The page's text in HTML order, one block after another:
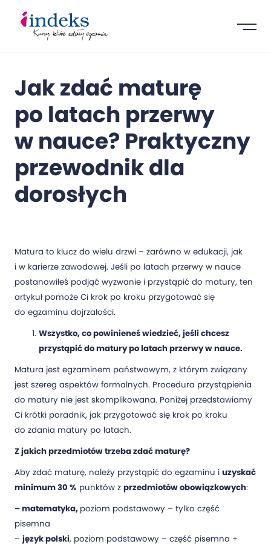
Jak zdać maturę
po latach przerwy
w nauce? Praktyczny
przewodnik dla
dorosłych
Matura to klucz do wielu drzwi – zarówno w edukacji, jak
i w karierze zawodowej. Jeśli po latach przerwy w nauce
postanowiłeś podjąć wyzwanie i przystąpić do matury, ten
artykuł pomoże Ci krok po kroku przygotować się
do egzaminu dojrzałości.
Wszystko, co powinieneś wiedzieć, jeśli chcesz
przystąpić do matury po latach przerwy w nauce.
Matura jest egzaminem państwowym, z którym związany
jest szereg aspektów formalnych. Procedura przystąpienia
do matury nie jest skomplikowana. Poniżej przedstawiamy
Ci krótki poradnik, jak przygotować się krok po kroku
do zdania matury po latach.
Z jakich przedmiotów trzeba zdać maturę?
Aby zdać maturę, należy przystąpić do egzaminu i uzyskać
minimum 30 % punktów z przedmiotów obowiązkowych:
– matematyka, poziom podstawowy – tylko część
pisemna
– język polski, poziom podstawowy – część pisemna +